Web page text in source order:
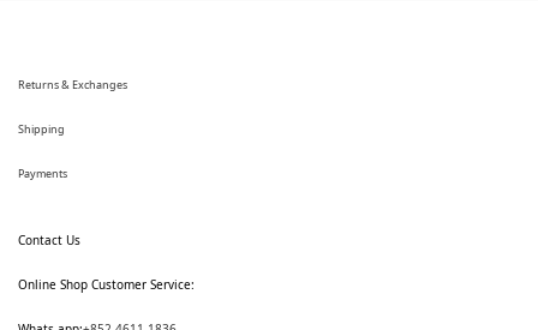
Returns & Exchanges
Shipping
Payments
Contact Us
Online Shop Customer Service: